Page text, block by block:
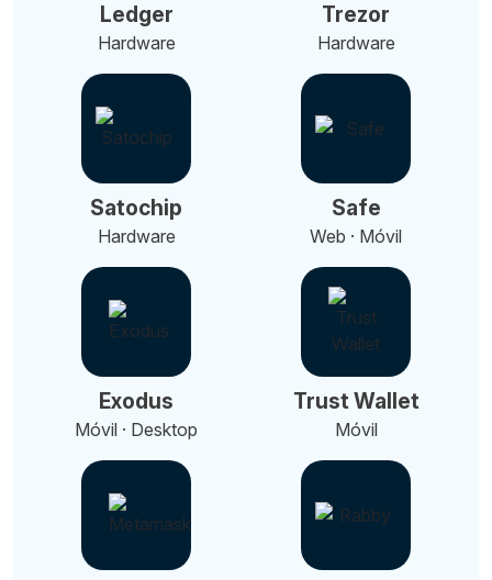
Ledger
Hardware
Trezor
Hardware
Satochip
Hardware
Safe
Web · Móvil
Exodus
Móvil · Desktop
Trust Wallet
Móvil